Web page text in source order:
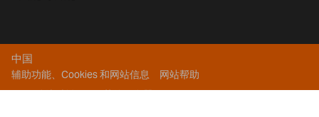
中国
辅助功能、Cookies 和网站信息
网站帮助
版权所有 2026艾德姆衡器